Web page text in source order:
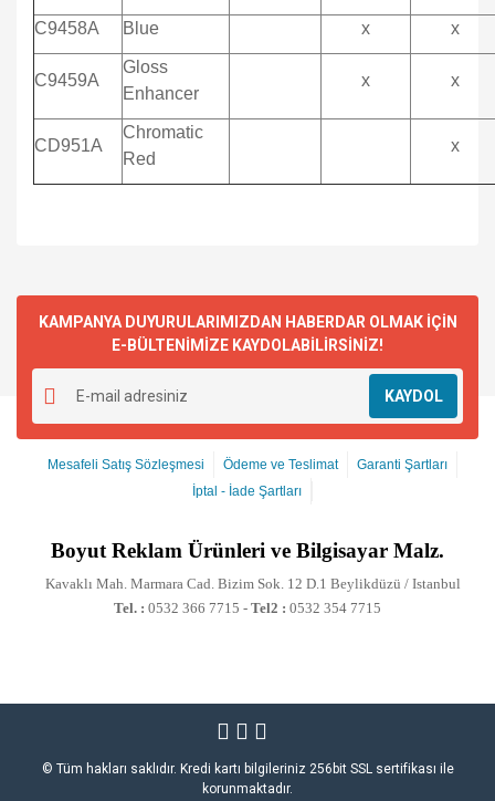
C9458A Blue x x
C9459A
Gloss
Enhancer
x x
CD951A
Chromatic
Red
x
KAMPANYA DUYURULARIMIZDAN HABERDAR OLMAK İÇİN
E-BÜLTENİMİZE KAYDOLABİLİRSİNİZ!
KAYDOL
Mesafeli Satış Sözleşmesi Ödeme ve Teslimat
Garanti Şartları
İptal - İade Şartları
Boyut Reklam Ürünleri ve Bilgisayar Malz.
Kavaklı Mah. Marmara Cad. Bizim Sok. 12 D.1 Beylikdüzü / Istanbul
Tel. : 0532 366 7715 - Tel2 : 0532 354 7715
© Tüm hakları saklıdır. Kredi kartı bilgileriniz 256bit SSL sertifikası ile
korunmaktadır.